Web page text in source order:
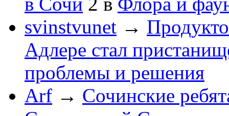
svinstvunet →
Адлере стал
проблемы и решения
Arf → Сочинские